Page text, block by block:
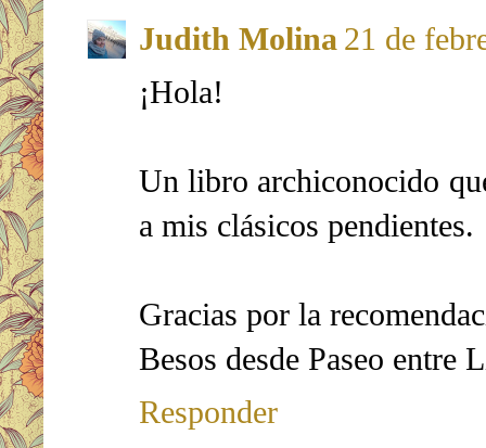
Judith Molina 21 de
¡Hola!
Un libro archiconocido
a mis clásicos pendientes.
Gracias por la
Besos desde Paseo entre
Responder